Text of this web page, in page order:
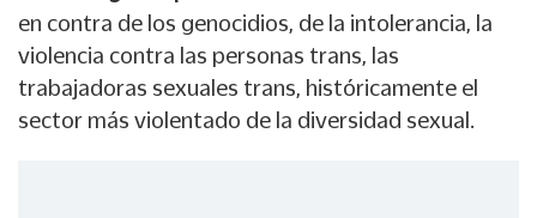
en contra de los genocidios, de la intolerancia, la
violencia contra las personas trans, las
trabajadoras sexuales trans, históricamente el
sector más violentado de la diversidad sexual.